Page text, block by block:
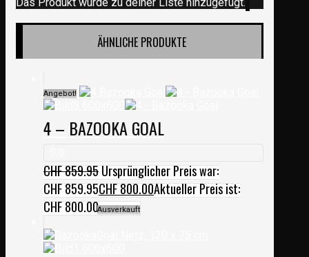
ÄHNLICHE PRODUKTE
Angebot!
4 – BAZOOKA GOAL
CHF859.95Ursprünglicher Preis war:
CHF 859.95CHF800.00Aktueller Preis ist:
CHF 800.00.Ausverkauft